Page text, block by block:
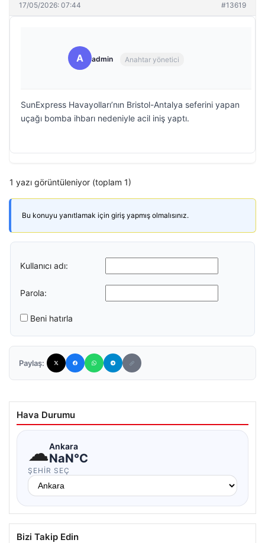
17/05/2026: 07:44 #13619
A admin Anahtar yönetici
SunExpress Havayolları’nın Bristol-Antalya seferini yapan
uçağı bomba ihbarı nedeniyle acil iniş yaptı.
1 yazı görüntüleniyor (toplam 1)
Bu konuyu yanıtlamak için giriş yapmış olmalısınız.
Kullanıcı adı:
Parola:
Beni hatırla
Paylaş:
Hava Durumu
☁Ankara
NaN°C
ŞEHIR SEÇ
Bizi Takip Edin